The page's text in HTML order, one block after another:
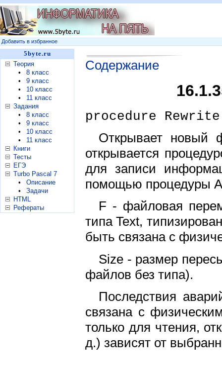
Добавить в избранное
5byte.ru
Теория
•
8 класс
•
9 класс
•
10 класс
•
11 класс
Задания
•
8 класс
•
9 класс
•
10 класс
•
11 класс
Книги
Тесты
ЕГЭ
Turbo Pascal 7
•
Описание
•
Задачи
HTML
Рефераты
Содержание
procedure
Открывает
открывается
для записи
помощью процедуры
F - файловая
типа Text,
быть связана с
Size - размер
файлов без типа).
Последствия
связана с
только для чтения,
д.) зависят от